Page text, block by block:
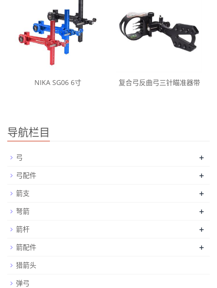
NIKA SG06 6寸 复合弓反曲弓三针瞄准器带
导航栏目
弓 +
弓配件 +
箭支 +
弩箭 +
箭杆 +
箭配件 +
猎箭头
弹弓